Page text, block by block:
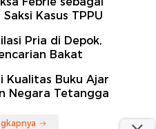
Kasus TPPU
Pria di Depok,
Bakat
Kualitas Buku Ajar
Negara Tetangga